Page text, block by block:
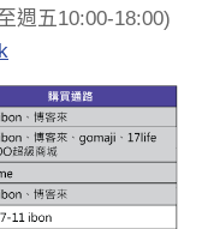
週五10:00-18:00)